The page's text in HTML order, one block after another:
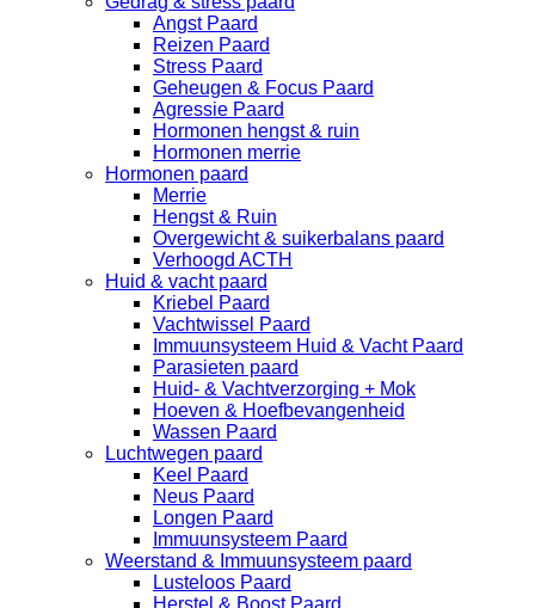
Angst Paard
Reizen Paard
Stress Paard
Geheugen & Focus Paard
Agressie Paard
Hormonen hengst & ruin
Hormonen merrie
Hormonen paard
Merrie
Hengst & Ruin
Overgewicht & suikerbalans paard
Verhoogd ACTH
Huid & vacht paard
Kriebel Paard
Vachtwissel Paard
Immuunsysteem Huid & Vacht Paard
Parasieten paard
Huid- & Vachtverzorging + Mok
Hoeven & Hoefbevangenheid
Wassen Paard
Luchtwegen paard
Keel Paard
Neus Paard
Longen Paard
Immuunsysteem Paard
Weerstand & Immuunsysteem paard
Lusteloos Paard
Herstel & Boost Paard